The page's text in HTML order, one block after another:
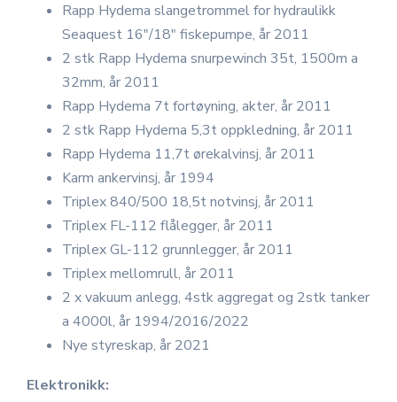
Rapp Hydema slangetrommel for hydraulikk
Seaquest 16"/18" fiskepumpe, år 2011
2 stk Rapp Hydema snurpewinch 35t, 1500m a
32mm, år 2011
Rapp Hydema 7t fortøyning, akter, år 2011
2 stk Rapp Hydema 5,3t oppkledning, år 2011
Rapp Hydema 11,7t ørekalvinsj, år 2011
Karm ankervinsj, år 1994
Triplex 840/500 18,5t notvinsj, år 2011
Triplex FL-112 flålegger, år 2011
Triplex GL-112 grunnlegger, år 2011
Triplex mellomrull, år 2011
2 x vakuum anlegg, 4stk aggregat og 2stk tanker
a 4000l, år 1994/2016/2022
Nye styreskap, år 2021
Elektronikk: